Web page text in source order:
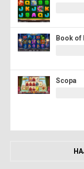
Book of
Scopa